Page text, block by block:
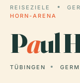
REISEZIELE
HORN-ARENA
Paul
TÜBINGEN